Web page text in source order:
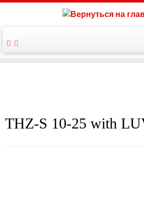
THZ-S 10-25 with